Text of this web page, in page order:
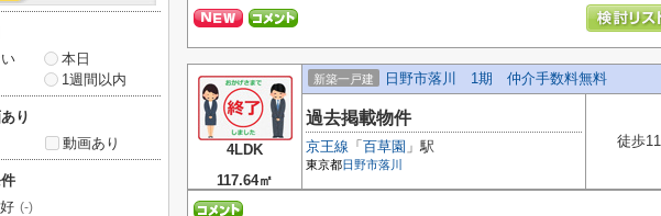
4LDK
117.64㎡
新築一戸建 日野市落川 1期 仲介手数料無料
過去掲載物件
京王線 「 百草園 」駅
東京都日野市落川
徒歩
本日
1週間以内
り
動画あり
(-)